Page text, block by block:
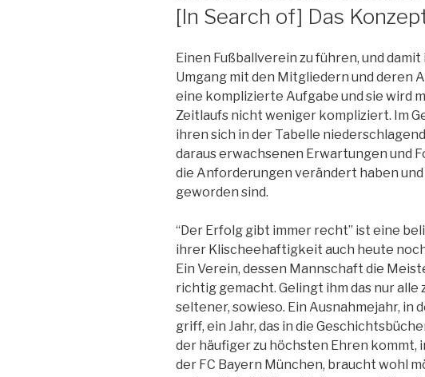
[In Search of] Das
Einen Fußballverein zu führen, und
Umgang mit den Mitgliedern und deren
eine komplizierte Aufgabe und sie wird
Zeitlaufs nicht weniger kompliziert. Im
ihren sich in der Tabelle
daraus erwachsenen Erwartungen und
die Anforderungen verändert haben
geworden sind.
“Der Erfolg gibt immer recht” ist eine
ihrer Klischeehaftigkeit auch heute
Ein Verein, dessen Mannschaft die
richtig gemacht. Gelingt ihm das nur alle
seltener, sowieso. Ein Ausnahmejahr, in
griff, ein Jahr, das in die
der häufiger zu höchsten Ehren kommt,
der FC Bayern München, braucht wohl